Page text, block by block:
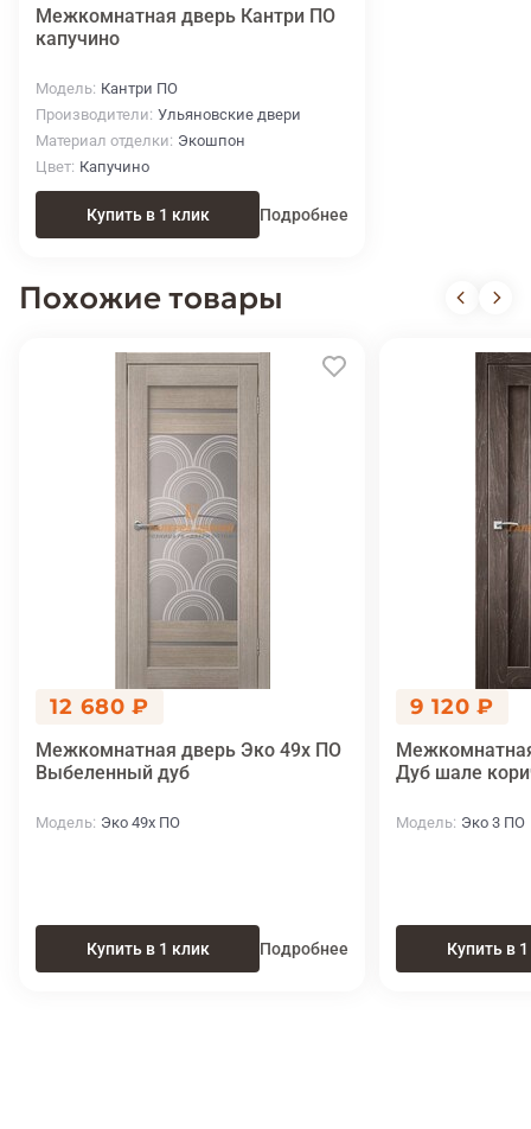
Межкомнатная дверь Кантри ПО
капучино
Модель Кантри ПО
Производители Ульяновские двери
Материал отделки Экошпон
Цвет Капучино
Купить в 1 клик Подробнее
Похожие товары
12 680 ₽
Межкомнатная дверь Эко 49х ПО
Выбеленный дуб
Модель Эко 49х ПО
Купить в 1 клик Подробнее
9 120 ₽
Дуб шале
Модель Эко 3 ПО
Купить в